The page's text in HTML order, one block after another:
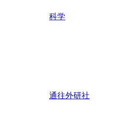
科学
通往外研社